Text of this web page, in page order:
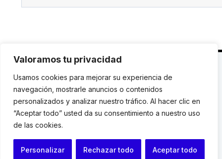
Valoramos tu privacidad
Usamos cookies para mejorar su experiencia de
navegación, mostrarle anuncios o contenidos
personalizados y analizar nuestro tráfico. Al hacer clic en
“Aceptar todo” usted da su consentimiento a nuestro uso
de las cookies.
Personalizar Rechazar todo Aceptar todo
C. Avinyó 44, 2n | 08002 Barcelona |
T.: +34 93
119 03 72|institut@idhc.org
© Institut de Drets Humans de Catalunya.
Aviso legal|Cookies|Contacto